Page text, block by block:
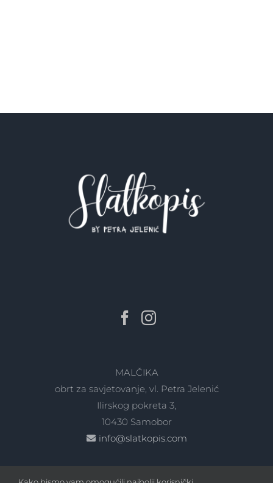
MALČIKA
obrt za savjetovanje, vl. Petra Jelenić
Ilirskog pokreta 3,
10430 Samobor
info@slatkopis.com